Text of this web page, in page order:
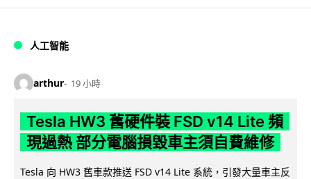
人工智能
arthur 19 小時
Tesla HW3 舊硬件裝 FSD v14 Lite 頻
現過熱 部分電腦損毀車主須自費維修
Tesla 向 HW3 舊車款推送 FSD v14 Lite 系統，引發大量車主反